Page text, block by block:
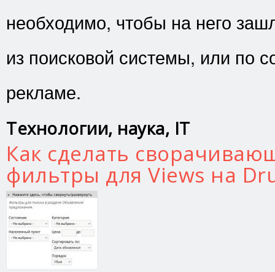
необходимо, чтобы на него
из поисковой системы, или по
рекламе.
Технологии, наука, IT
Как сделать
фильтры для Views на